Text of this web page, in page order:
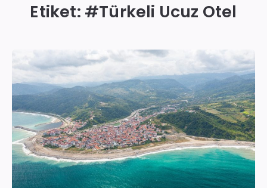
Konaklama
Seçenekleri
ve
Fiyatlar
Etiket: #Türkeli Ucuz Otel